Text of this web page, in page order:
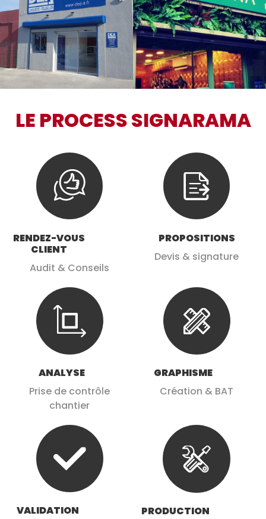
LE PROCESS SIGNARAMA
RENDEZ-VOUS
CLIENT
Audit & Conseils
PROPOSITIONS
Devis & signature
ANALYSE
Prise de contrôle
chantier
GRAPHISME
Création & BAT
VALIDATION PRODUCTION